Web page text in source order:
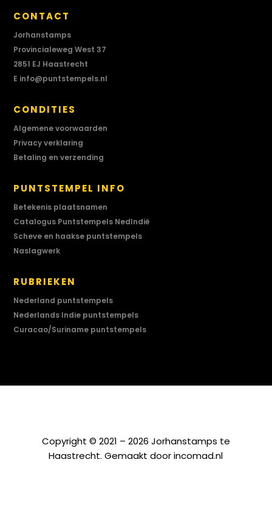
CONTACT
Jorhanstamps
Provincialeweg West 37
2851 EJ Haastrecht
E info@puntstempels.nl
CONDITIES
Algemene voorwaarden
Privacy verklaring
Betaling en verzending
PUNTSTEMPEL INFO
Betekenis plaatsnamen
Catalogus Puntstempels NedIndië
Scheve en haakse puntstempels
Naslagwerk
RUBRIEKEN
Nederland puntstempels
Nederlands Indie puntstempels
Curacao/Suriname puntstempels
Copyright © 2021 – 2026 Jorhanstamps te
Haastrecht. Gemaakt doorincomad.nl